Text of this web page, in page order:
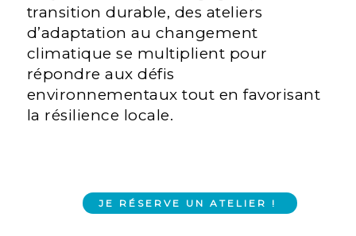
transition durable, des ateliers
d’adaptation au changement
climatique se multiplient pour
répondre aux défis
environnementaux tout en favorisant
la résilience locale.
JE RÉSERVE UN ATELIER !